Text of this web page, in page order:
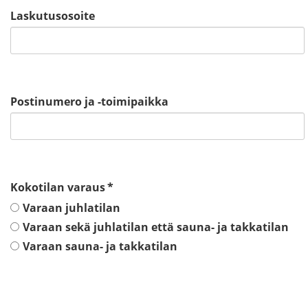
Laskutusosoite
Postinumero ja -toimipaikka
Kokotilan varaus*
Varaan juhlatilan
Varaan sekä juhlatilan että sauna- ja takkatilan
Varaan sauna- ja takkatilan